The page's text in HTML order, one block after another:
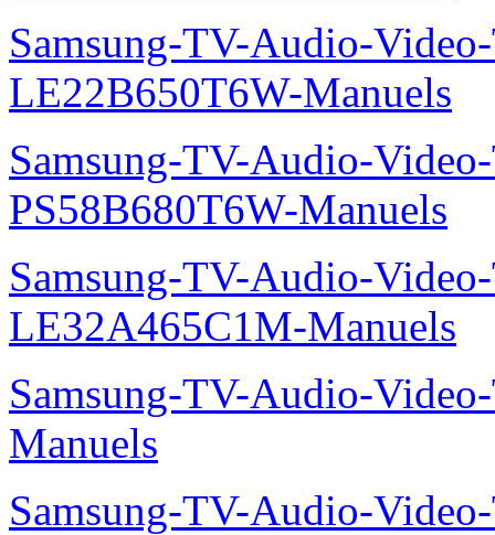
Samsung-TV-Audio-
LE22B650T6W-Manuels
Samsung-TV-Audio-
PS58B680T6W-Manuels
Samsung-TV-Audio-
LE32A465C1M-Manuels
Samsung-TV-Audio-
Manuels
Samsung-TV-Audio-